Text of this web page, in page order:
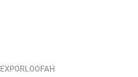
EXPORLOOFAH